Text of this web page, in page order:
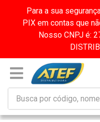
Para a sua
PIX em contas que
Nosso CNPJ é: